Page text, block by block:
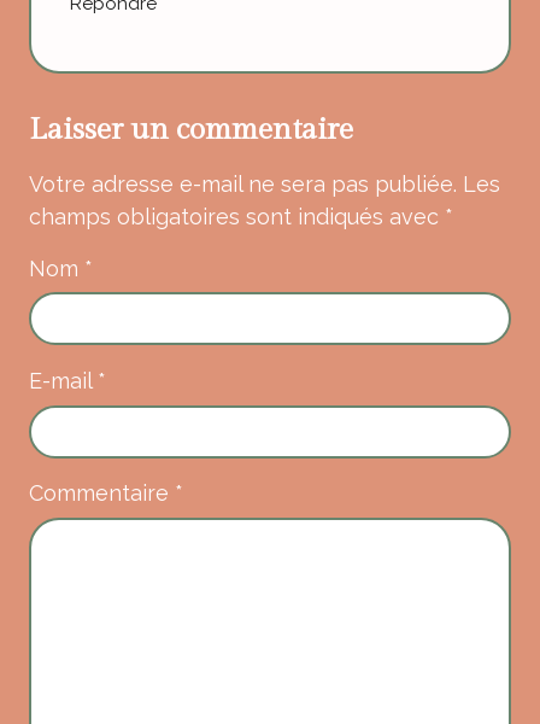
Laisser un commentaire
Votre adresse e-mail ne sera pas publiée. Les
champs obligatoires sont indiqués avec *
Commentaire *
Nom *
E-mail *